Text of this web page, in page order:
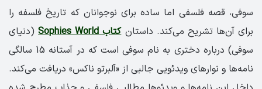
سوفی، قصه فلسفی اما ساده برای نوجوانان که تاریخ فلسفه را
برای آن‌ها تشریح می‌کند. داستانکتاب Sophies World
(دنیای
سوفی) درباره دختری به نام سوفی است که در آستانه 15 سالگی
نامه‌ها و نوارهای ویدئویی جالبی از «آلبرتو ناکس» دریافت می‌کند.